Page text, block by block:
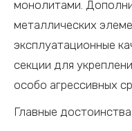
монолитами.
металлических
эксплуатационные
секции для
особо агрессивных
Главные